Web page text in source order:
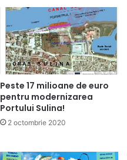
Peste 17 milioane de euro
pentru modernizarea
Portului Sulina!
2 octombrie 2020